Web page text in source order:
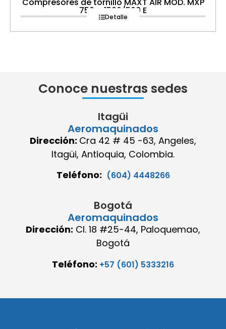
750 – 1500/500 E
Detalle
Conoce nuestras sedes
Itagüi
Aeromaquinados
Dirección: Cra 42 # 45 -63, Angeles,
Itagüi, Antioquia, Colombia.
Teléfono: (604) 4448266
Bogotá
Aeromaquinados
Dirección: Cl. 18 #25-44, Paloquemao,
Bogotá
Teléfono: +57 (601) 5333216